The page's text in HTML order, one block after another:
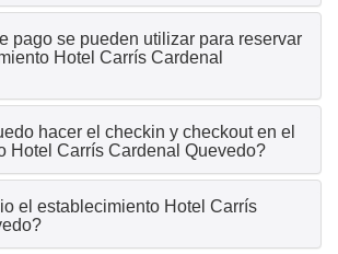
pago se pueden utilizar para reservar
Hotel Carrís Cardenal
hacer el checkin y checkout en el
Hotel Carrís Cardenal Quevedo?
el establecimiento Hotel Carrís